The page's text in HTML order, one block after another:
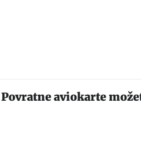
aviokarte